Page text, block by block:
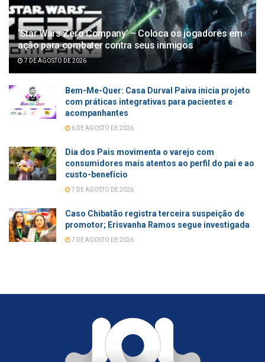
‘Star Wars Zero Company’ – Coloca os jogadores em
ação para combater contra seus inimigos
7 DE AGOSTO DE 2026
Bem-Me-Quer: Casa Durval Paiva inicia projeto
com práticas integrativas para pacientes e
acompanhantes
6 DE AGOSTO DE 2026
Dia dos Pais movimenta o varejo com
consumidores mais atentos ao perfil do pai e ao
custo-benefício
7 DE AGOSTO DE 2026
Caso Chibatão registra terceira suspeição de
promotor; Erisvanha Ramos segue investigada
7 DE AGOSTO DE 2026